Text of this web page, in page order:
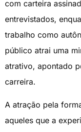
com carteira
entrevistados,
trabalho como
público atrai uma
atrativo, apontado
carreira.
A atração pela
aqueles que a